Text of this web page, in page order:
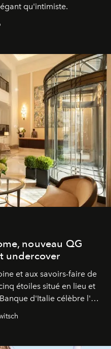
qu'intimiste.
nouveau QG
undercover
et aux savoirs-faire de
étoiles situé en lieu et
d'Italie célèbre l'art
élégance intemporelle.